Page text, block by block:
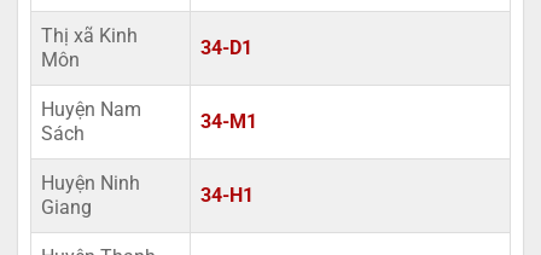
Thị xã Kinh
Môn
34-D1
Huyện Nam
Sách
34-M1
Huyện Ninh
Giang
34-H1